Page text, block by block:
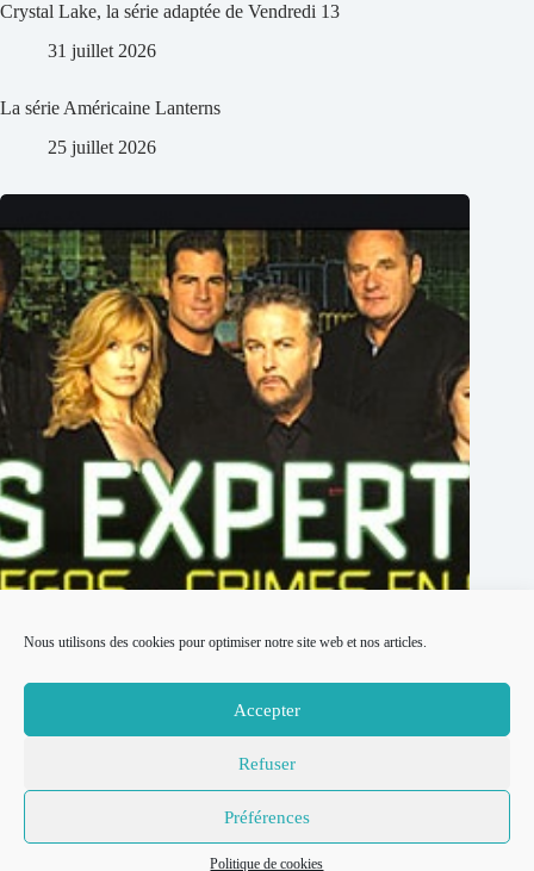
Nous utilisons des cookies pour optimiser notre site web et nos articles.
Accepter
Refuser
Préférences
Politique de cookies
Crystal Lake, la série adaptée de Vendredi 13
31 juillet 2026
La série Américaine Lanterns
25 juillet 2026
© 2007-2026
Réalisation
Politique de cookies